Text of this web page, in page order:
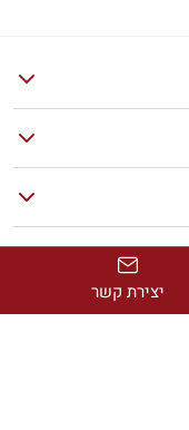
יצירת קשר